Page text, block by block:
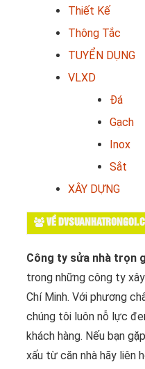
Thiết Kế
Thông Tắc
TUYỂN DỤNG
VLXD
Đá
Gạch
Inox
Sắt
XÂY DỰNG
VỀ
Công ty sửa nhà trọn
trong những công ty
Chí Minh. Với phương
chúng tôi luôn nỗ lực
khách hàng. Nếu bạn
xấu từ căn nhà hãy liên